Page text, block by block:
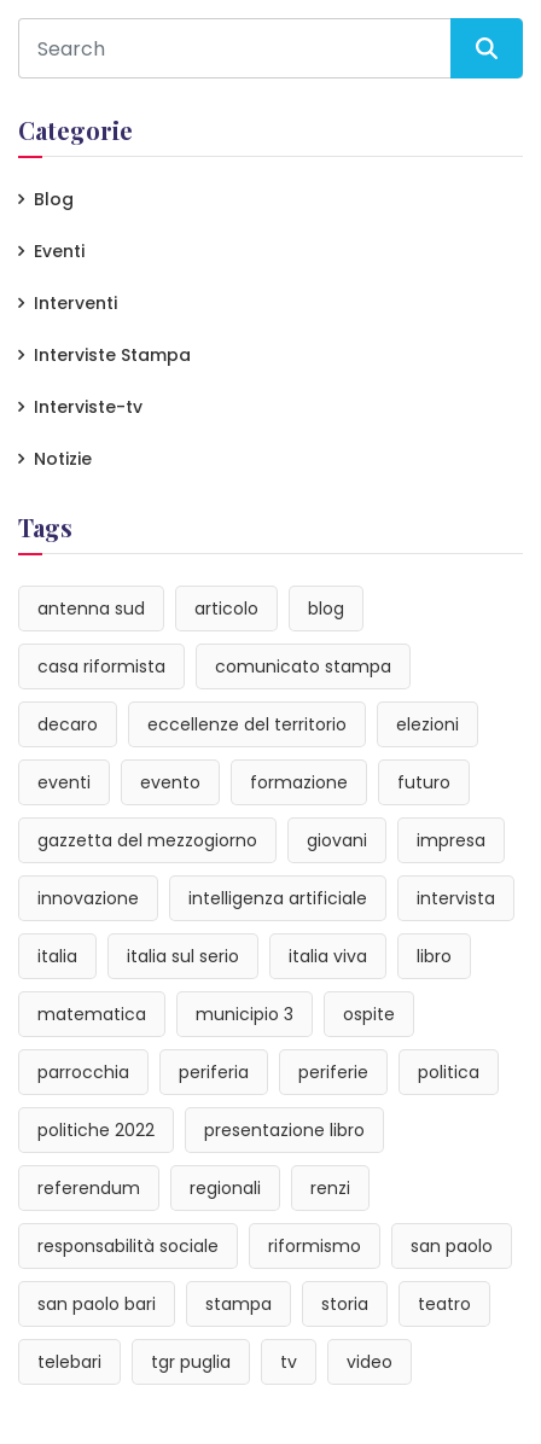
Categorie
Blog
Eventi
Interventi
Interviste Stampa
Interviste-tv
Notizie
Tags
antenna sud articolo blog
casa riformista comunicato stampa
decaro eccellenze del territorio elezioni
eventi evento formazione futuro
gazzetta del mezzogiorno giovani impresa
innovazione intelligenza artificiale intervista
italia italia sul serio italia viva libro
matematica municipio 3 ospite
parrocchia periferia periferie politica
politiche 2022 presentazione libro
referendum regionali renzi
responsabilità sociale riformismo san paolo
san paolo bari stampa storia teatro
telebari tgr puglia tv video